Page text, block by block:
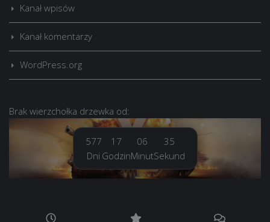
Kanał wpisów
Kanał komentarzy
WordPress.org
Brak wierzchołka drzewka od:
577
Dni
17
Godzin
06
Minut
36
Sekund